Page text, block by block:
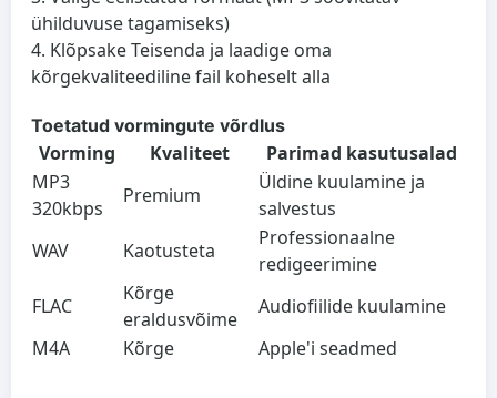
ühilduvuse tagamiseks)
Klõpsake Teisenda ja laadige oma
kõrgekvaliteediline fail koheselt alla
Toetatud vormingute võrdlus
Vorming Kvaliteet
Parimad kasutusalad
MP3
320kbps
Premium
Üldine kuulamine ja
salvestus
WAV
Kaotusteta
Professionaalne
redigeerimine
FLAC
Kõrge
eraldusvõime
Audiofiilide kuulamine
M4A
Kõrge Apple'i seadmed